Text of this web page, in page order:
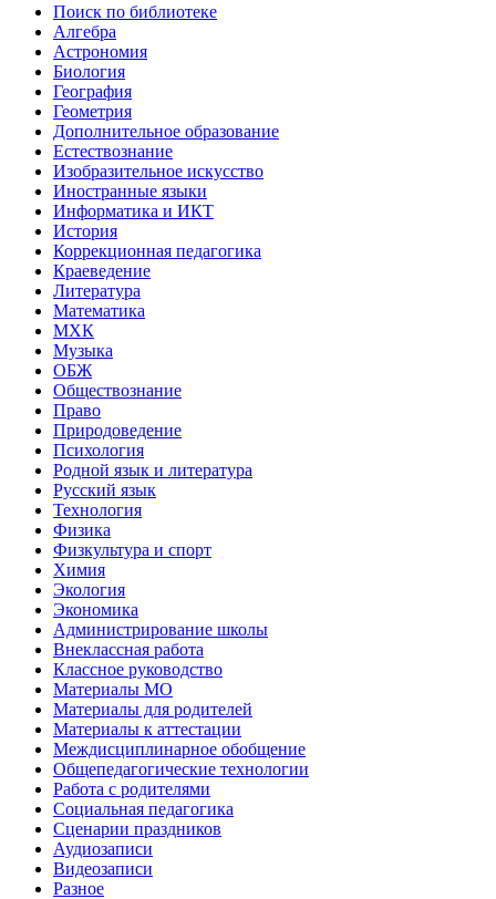
Поиск по библиотеке
Алгебра
Астрономия
Биология
География
Геометрия
Дополнительное образование
Естествознание
Изобразительное искусство
Иностранные языки
Информатика и ИКТ
История
Коррекционная педагогика
Краеведение
Литература
Математика
МХК
Музыка
ОБЖ
Обществознание
Право
Природоведение
Психология
Родной язык и литература
Русский язык
Технология
Физика
Физкультура и спорт
Химия
Экология
Экономика
Администрирование школы
Внеклассная работа
Классное руководство
Материалы МО
Материалы для родителей
Материалы к аттестации
Междисциплинарное обобщение
Общепедагогические технологии
Работа с родителями
Социальная педагогика
Сценарии праздников
Аудиозаписи
Видеозаписи
Разное